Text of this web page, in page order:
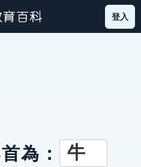
登入
為： 牛